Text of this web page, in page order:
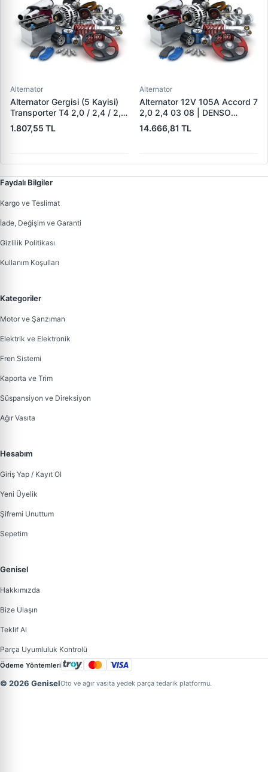
Alternator
Alternator Gergisi (5 Kayisi)
Transporter T4 2,0 / 2,4 / 2,5
Aab Aac Aaf Acu Acv Aen
Aet Aeu Aja Ajt Apl Auf Avt
OEM 044903315C
1.807,55 TL
Alternator
Alternator 12V 105A Accord 7
2,0 2,4 03 08 | DENSO
DAN1375 | OEM 31100-RAA-
A01
14.666,81 TL
Faydalı Bilgiler
Kargo ve Teslimat
İade, Değişim ve Garanti
Gizlilik Politikası
Kullanım Koşulları
Kategoriler
Motor ve Şanzıman
Elektrik ve Elektronik
Fren Sistemi
Kaporta ve Trim
Süspansiyon ve Direksiyon
Ağır Vasıta
Hesabım
Giriş Yap / Kayıt Ol
Yeni Üyelik
Şifremi Unuttum
Sepetim
Genisel
Hakkımızda
Bize Ulaşın
Teklif Al
Parça Uyumluluk Kontrolü
Ödeme Yöntemleri
© 2026 GeniselOto ve ağır vasıta yedek parça tedarik platformu.